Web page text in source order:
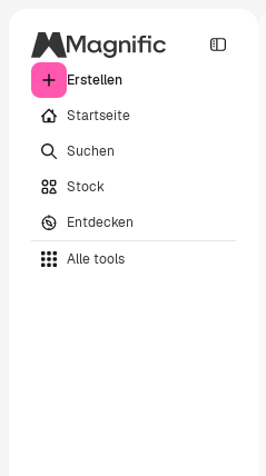
Erstellen
Startseite
Suchen
Stock
Entdecken
Alle tools